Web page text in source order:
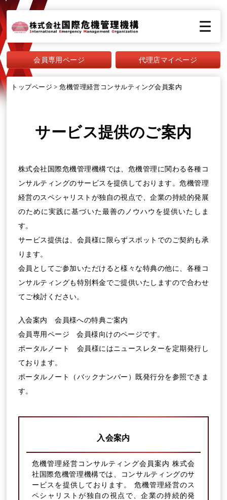
会員専用ページ 代理店マイページ
トップページ >危機管理経営コンサルティング会員案内
サービス提供のご案内
株式会社国際危機管理機構では、危機管理に関わる各種コ
ンサルティングのサービスを提供しております。危機管理
経営のスペシャリストが独自の視点で、企業の持続的発展
のために実践に基づいた最善のノウハウを提供いたしま
す。
サービス提供は、会員様に限らずスポットでのご契約も承
ります。
会員としてご参加いただけると様々な特典の他に、各種コ
ンサルティングも特別料金でご提供いたしますので合わせ
てご検討ください。
入会案内 会員様への特典ご案内
会員専用ページ 会員様向けのページです。
ポータルノート 会員様にはニュースレターを定期発行し
ております。
ポータルノート（バックナンバー）既発行分を参照できま
す。
入会案内
危機管理経営コンサルティング会員案内 株式会
社国際危機管理機構では、コンサルティングのサ
ービスを提供しております。 危機管理経営のス
ペシャリストが独自の視点で、企業の持続的発